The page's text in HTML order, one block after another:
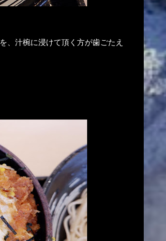
、汁椀に浸けて頂く方が歯ごたえ